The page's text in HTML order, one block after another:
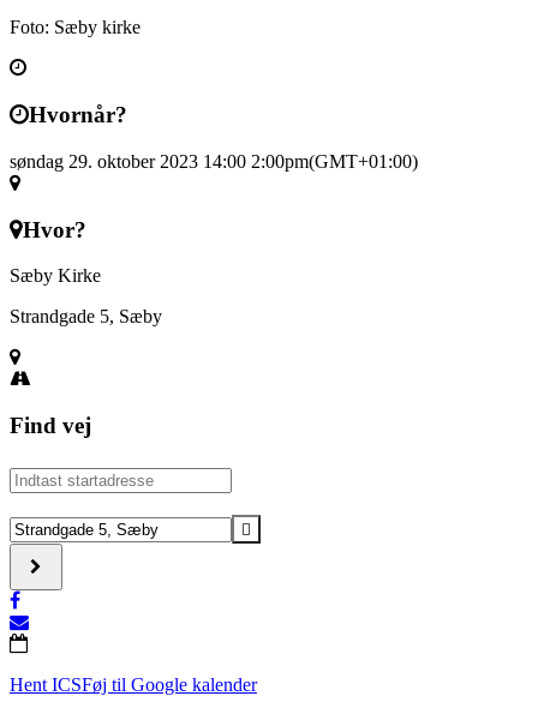
Foto: Sæby kirke
Hvornår?
søndag 29. oktober 2023 14:00 2:00pm(GMT+01:00)
Hvor?
Sæby Kirke
Strandgade 5, Sæby
Find vej
Address
-
Koncert
med
Haderslev
drenge-
og
mandskor
[]
Destination
Address
Koncert
med
Haderslev
drenge-
og
mandskor
Hent ICSFøj til Google kalender